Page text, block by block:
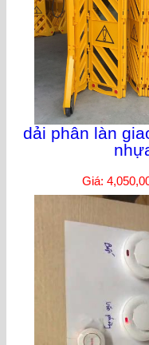
dải phân làn
Giá: